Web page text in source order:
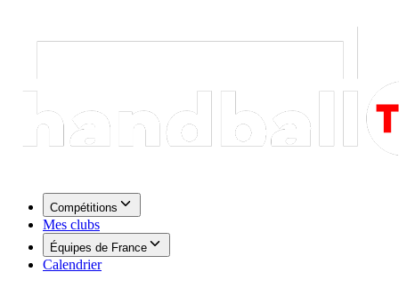
Compétitions
Mes clubs
Équipes de France
Calendrier